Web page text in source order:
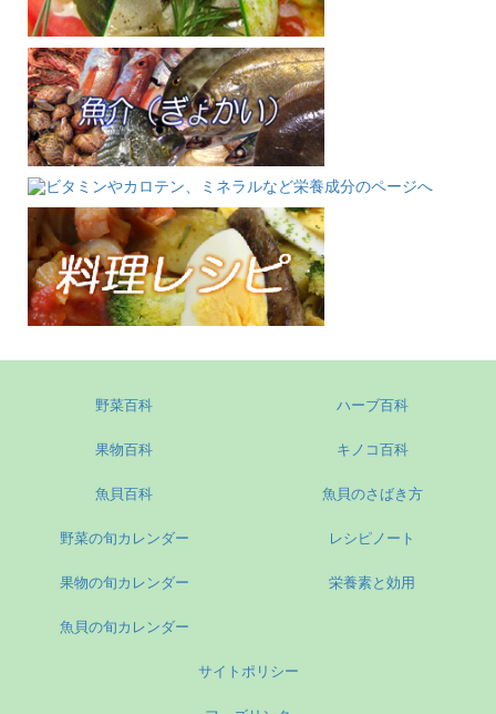
野菜百科
果物百科
魚貝百科
ハーブ百科
キノコ百科
魚貝のさばき方
野菜の旬カレンダー
果物の旬カレンダー
魚貝の旬カレンダー
レシピノート
栄養素と効用
サイトポリシー